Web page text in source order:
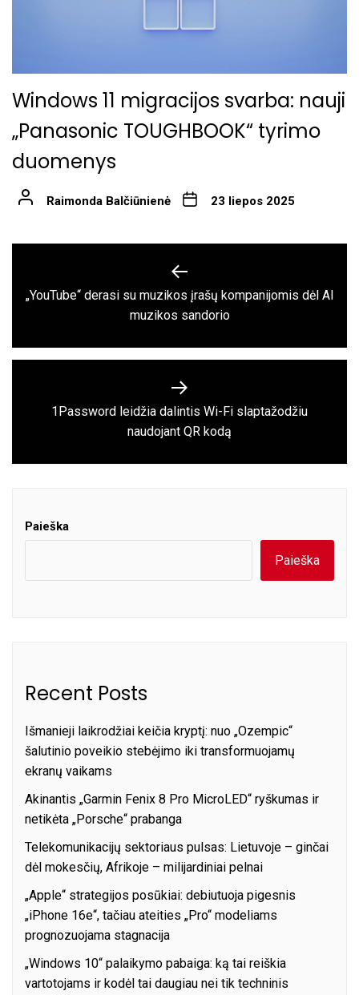
Windows 11 migracijos svarba: nauji
„Panasonic TOUGHBOOK“ tyrimo
duomenys
Raimonda Balčiūnienė 23 liepos 2025
tarp
Previous
post:
„YouTube“ derasi su muzikos įrašų kompanijomis dėl AI
muzikos sandorio
Next
post:
1Password leidžia dalintis Wi-Fi slaptažodžiu
naudojant QR kodą
Paieška
Paieška
Recent Posts
Išmanieji laikrodžiai keičia kryptį: nuo „Ozempic“
šalutinio poveikio stebėjimo iki transformuojamų
ekranų vaikams
Akinantis „Garmin Fenix 8 Pro MicroLED“ ryškumas ir
netikėta „Porsche“ prabanga
Telekomunikacijų sektoriaus pulsas: Lietuvoje – ginčai
dėl mokesčių, Afrikoje – milijardiniai pelnai
„Apple“ strategijos posūkiai: debiutuoja pigesnis
„iPhone 16e“, tačiau ateities „Pro“ modeliams
prognozuojama stagnacija
„Windows 10“ palaikymo pabaiga: ką tai reiškia
vartotojams ir kodėl tai daugiau nei tik techninis